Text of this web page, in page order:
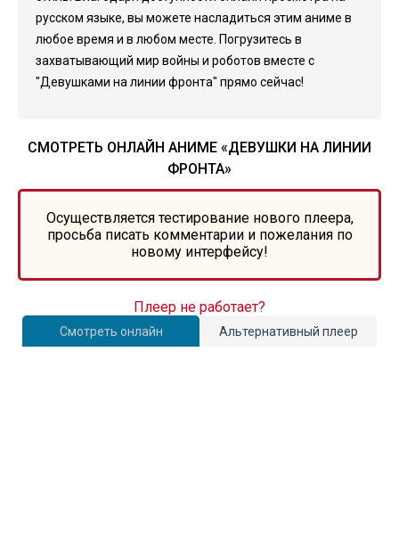
русском языке, вы можете насладиться этим аниме в
любое время и в любом месте. Погрузитесь в
захватывающий мир войны и роботов вместе с
"Девушками на линии фронта" прямо сейчас!
СМОТРЕТЬ ОНЛАЙН АНИМЕ «ДЕВУШКИ НА ЛИНИИ
ФРОНТА»
Осуществляется тестирование нового плеера,
просьба писать комментарии и пожелания по
новому интерфейсу!
Смотреть онлайн Альтернативный плеер
Плеер не работает?